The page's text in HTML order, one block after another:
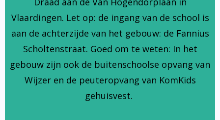
Vlaardingen. Let op: de ingang van de school is
aan de achterzijde van het gebouw: de Fannius
Scholtenstraat. Goed om te weten: In het
gebouw zijn ook de buitenschoolse opvang van
Wijzer en de peuteropvang van KomKids
gehuisvest.